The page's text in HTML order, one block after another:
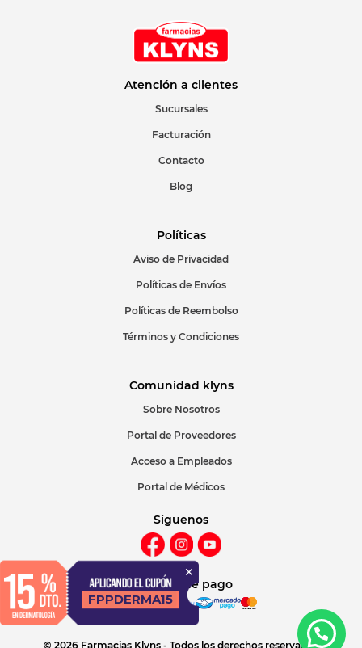
Atención a clientes
Sucursales
Facturación
Contacto
Blog
Políticas
Aviso de Privacidad
Políticas de Envíos
Políticas de Reembolso
Términos y Condiciones
Comunidad klyns
Sobre Nosotros
Portal de Proveedores
Acceso a Empleados
Portal de Médicos
Síguenos
Métodos de pago
© 2026 Farmacias Klyns - Todos los derechos reservados